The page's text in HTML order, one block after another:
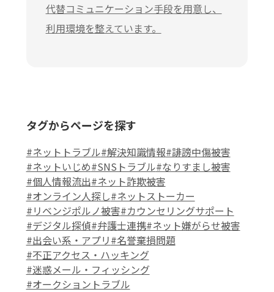
代替コミュニケーション手段を用意し、
利用環境を整えています。
タグからページを探す
#ネットトラブル#解決知識情報#誹謗中傷被害
#ネットいじめ#SNSトラブル#なりすまし被害
#個人情報流出#ネット詐欺被害
#オンライン人探し#ネットストーカー
#リベンジポルノ被害#カウンセリングサポート
#デジタル探偵#弁護士連携#ネット嫌がらせ被害
#出会い系・アプリ#名誉棄損問題
#不正アクセス・ハッキング
#迷惑メール・フィッシング
#オークショントラブル